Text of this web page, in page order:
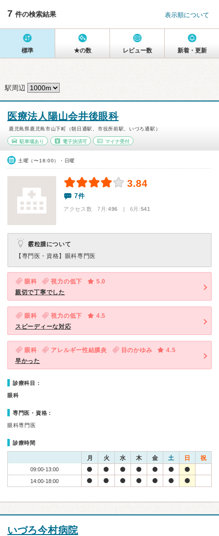
7 件の検索結果 表示順について
標準 ★の数 レビュー数 新着・更新
駅周辺
医療法人陽山会井後眼科
鹿児島県鹿児島市山下町（朝日通駅、市役所前駅、いづろ通駅）
駐車場あり 電子決済可 マイナ受付
土曜（〜18:00）・日曜
3.84
7件
アクセス数 7月:496 | 6月:541
霰粒腫について
【専門医・資格】 眼科専門医
眼科 視力の低下
5.0
親切で丁寧でした
眼科 視力の低下
4.5
スピーディーな対応
眼科 アレルギー性結膜炎 目のかゆみ
4.5
早かった
診療科目：
眼科
専門医・資格：
眼科専門医
診療時間
月 火 水 木 金 土 日 祝
09:00-13:00
14:00-18:00
いづろ今村病院